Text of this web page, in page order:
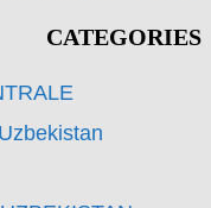
CATEGORIES